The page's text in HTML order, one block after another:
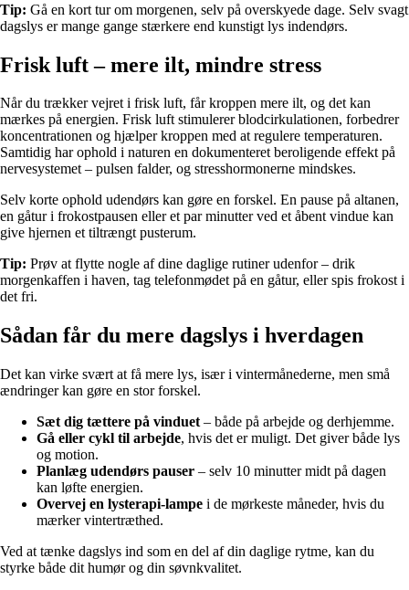
Tip: Gå en kort tur om morgenen, selv på overskyede dage. Selv svagt
dagslys er mange gange stærkere end kunstigt lys indendørs.
Frisk luft – mere ilt, mindre stress
Når du trækker vejret i frisk luft, får kroppen mere ilt, og det kan
mærkes på energien. Frisk luft stimulerer blodcirkulationen, forbedrer
koncentrationen og hjælper kroppen med at regulere temperaturen.
Samtidig har ophold i naturen en dokumenteret beroligende effekt på
nervesystemet – pulsen falder, og stresshormonerne mindskes.
Selv korte ophold udendørs kan gøre en forskel. En pause på altanen,
en gåtur i frokostpausen eller et par minutter ved et åbent vindue kan
give hjernen et tiltrængt pusterum.
Tip: Prøv at flytte nogle af dine daglige rutiner udenfor – drik
morgenkaffen i haven, tag telefonmødet på en gåtur, eller spis frokost i
det fri.
Sådan får du mere dagslys i hverdagen
Det kan virke svært at få mere lys, især i vintermånederne, men små
ændringer kan gøre en stor forskel.
Sæt dig tættere på vinduet – både på arbejde og derhjemme.
Gå eller cykl til arbejde, hvis det er muligt. Det giver både lys
og motion.
Planlæg udendørs pauser – selv 10 minutter midt på dagen
kan løfte energien.
Overvej en lysterapi-lampe i de mørkeste måneder, hvis du
mærker vintertræthed.
Ved at tænke dagslys ind som en del af din daglige rytme, kan du
styrke både dit humør og din søvnkvalitet.